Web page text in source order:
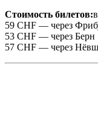
Стоимость билетов:
59 CHF — через
53 CHF — через Берн
57 CHF — через